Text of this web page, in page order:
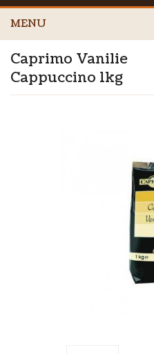
MENU
Caprimo Vanilie
Cappuccino 1kg